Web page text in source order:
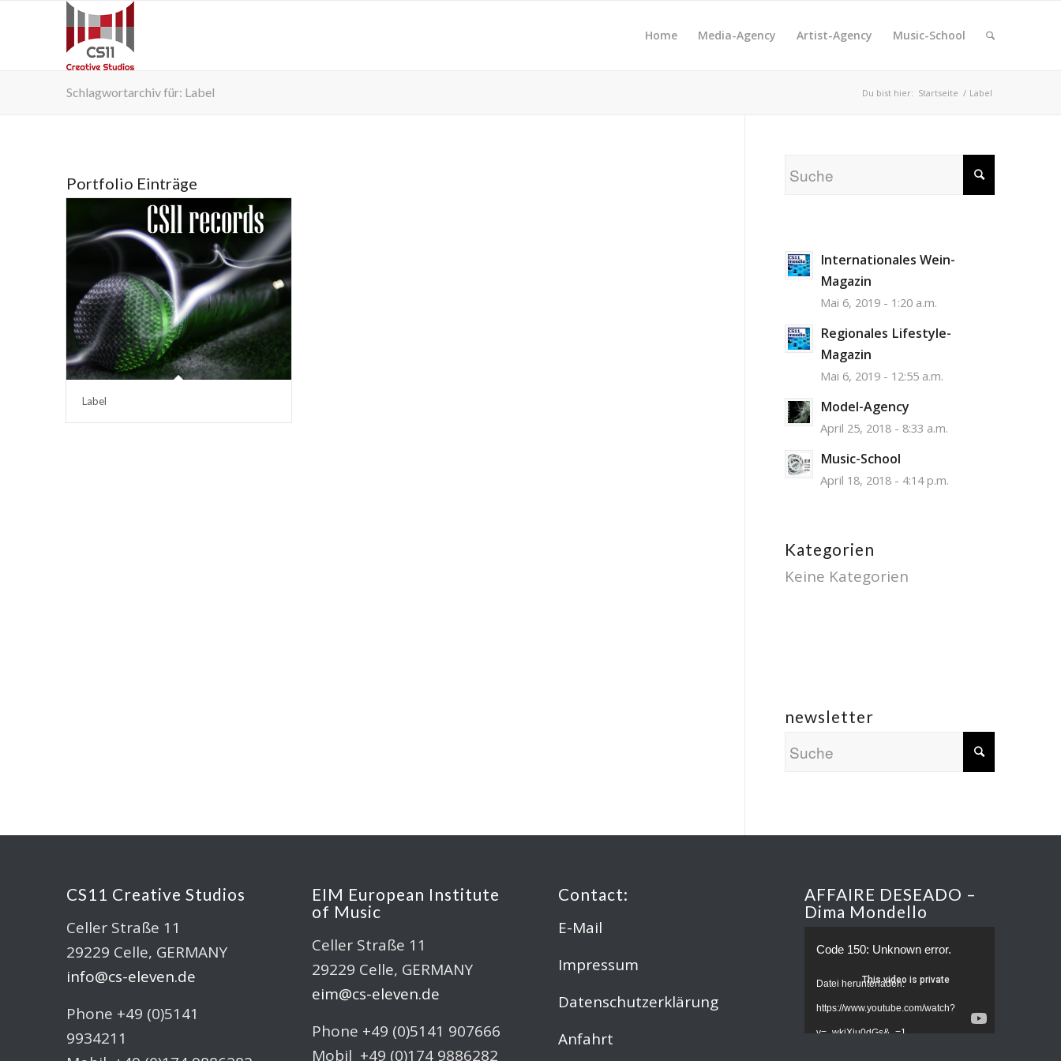
Home Media-Agency Artist-Agency Music-School
Schlagwortarchiv für: Label Du bist hier: Startseite / Label
Portfolio Einträge
Label
Internationales Wein-
Magazin
Mai 6, 2019 - 1:20 a.m.
Regionales Lifestyle-
Magazin
Mai 6, 2019 - 12:55 a.m.
Model-Agency
April 25, 2018 - 8:33 a.m.
Music-School
April 18, 2018 - 4:14 p.m.
Kategorien
Keine Kategorien
newsletter
CS11 Creative Studios
Celler Straße 11
29229 Celle, GERMANY
info@cs-eleven.de
Phone +49 (0)5141
9934211
EIM European Institute
of Music
Celler Straße 11
29229 Celle, GERMANY
eim@cs-eleven.de
Phone +49 (0)5141 907666
Mobil +49 (0)174 9886282
Contact:
E-Mail
Impressum
Datenschutzerklärung
Anfahrt
AFFAIRE DESEADO –
Dima Mondello
Code 150: Unknown error.
Datei herunterladen:
https://www.youtube.com/watch?
v=_wkjXju0dGs&_=1